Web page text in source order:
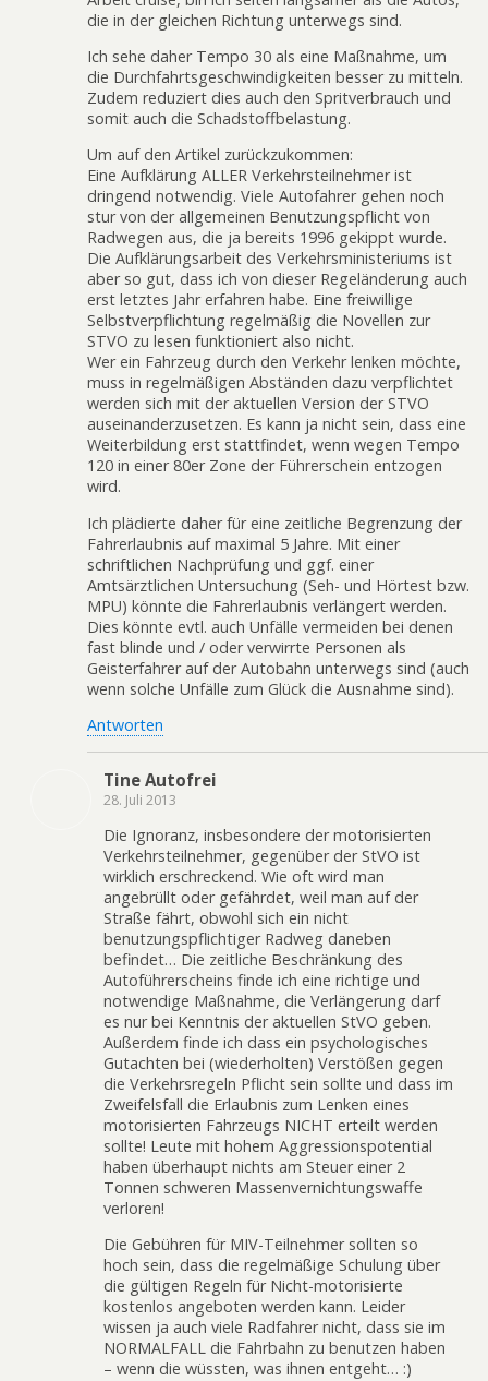
die in der gleichen Richtung unterwegs sind.
Ich sehe daher Tempo 30 als eine Maßnahme, um
die Durchfahrtsgeschwindigkeiten besser zu mitteln.
Zudem reduziert dies auch den Spritverbrauch und
somit auch die Schadstoffbelastung.
Um auf den Artikel zurückzukommen:
Eine Aufklärung ALLER Verkehrsteilnehmer ist
dringend notwendig. Viele Autofahrer gehen noch
stur von der allgemeinen Benutzungspflicht von
Radwegen aus, die ja bereits 1996 gekippt wurde.
Die Aufklärungsarbeit des Verkehrsministeriums ist
aber so gut, dass ich von dieser Regeländerung auch
erst letztes Jahr erfahren habe. Eine freiwillige
Selbstverpflichtung regelmäßig die Novellen zur
STVO zu lesen funktioniert also nicht.
Wer ein Fahrzeug durch den Verkehr lenken möchte,
muss in regelmäßigen Abständen dazu verpflichtet
werden sich mit der aktuellen Version der STVO
auseinanderzusetzen. Es kann ja nicht sein, dass eine
Weiterbildung erst stattfindet, wenn wegen Tempo
120 in einer 80er Zone der Führerschein entzogen
wird.
Ich plädierte daher für eine zeitliche Begrenzung der
Fahrerlaubnis auf maximal 5 Jahre. Mit einer
schriftlichen Nachprüfung und ggf. einer
Amtsärztlichen Untersuchung (Seh- und Hörtest bzw.
MPU) könnte die Fahrerlaubnis verlängert werden.
Dies könnte evtl. auch Unfälle vermeiden bei denen
fast blinde und / oder verwirrte Personen als
Geisterfahrer auf der Autobahn unterwegs sind (auch
wenn solche Unfälle zum Glück die Ausnahme sind).
Antworten
Tine Autofrei
28. Juli 2013
Die Ignoranz, insbesondere der motorisierten
Verkehrsteilnehmer, gegenüber der StVO ist
wirklich erschreckend. Wie oft wird man
angebrüllt oder gefährdet, weil man auf der
Straße fährt, obwohl sich ein nicht
benutzungspflichtiger Radweg daneben
befindet… Die zeitliche Beschränkung des
Autoführerscheins finde ich eine richtige und
notwendige Maßnahme, die Verlängerung darf
es nur bei Kenntnis der aktuellen StVO geben.
Außerdem finde ich dass ein psychologisches
Gutachten bei (wiederholten) Verstößen gegen
die Verkehrsregeln Pflicht sein sollte und dass im
Zweifelsfall die Erlaubnis zum Lenken eines
motorisierten Fahrzeugs NICHT erteilt werden
sollte! Leute mit hohem Aggressionspotential
haben überhaupt nichts am Steuer einer 2
Tonnen schweren Massenvernichtungswaffe
verloren!
Die Gebühren für MIV-Teilnehmer sollten so
hoch sein, dass die regelmäßige Schulung über
die gültigen Regeln für Nicht-motorisierte
kostenlos angeboten werden kann. Leider
wissen ja auch viele Radfahrer nicht, dass sie im
NORMALFALL die Fahrbahn zu benutzen haben
– wenn die wüssten, was ihnen entgeht… :)